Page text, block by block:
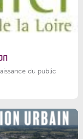
du public